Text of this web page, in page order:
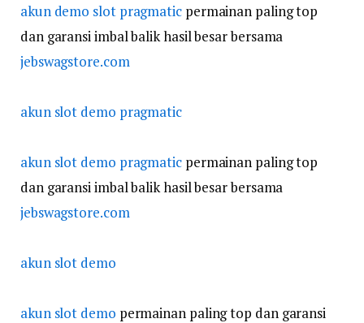
akun demo slot pragmaticpermainan paling top
dan garansi imbal balik hasil besar bersama
jebswagstore.com
akun slot demo pragmatic
akun slot demo pragmaticpermainan paling top
dan garansi imbal balik hasil besar bersama
jebswagstore.com
akun slot demo
akun slot demo permainan paling top dan garansi